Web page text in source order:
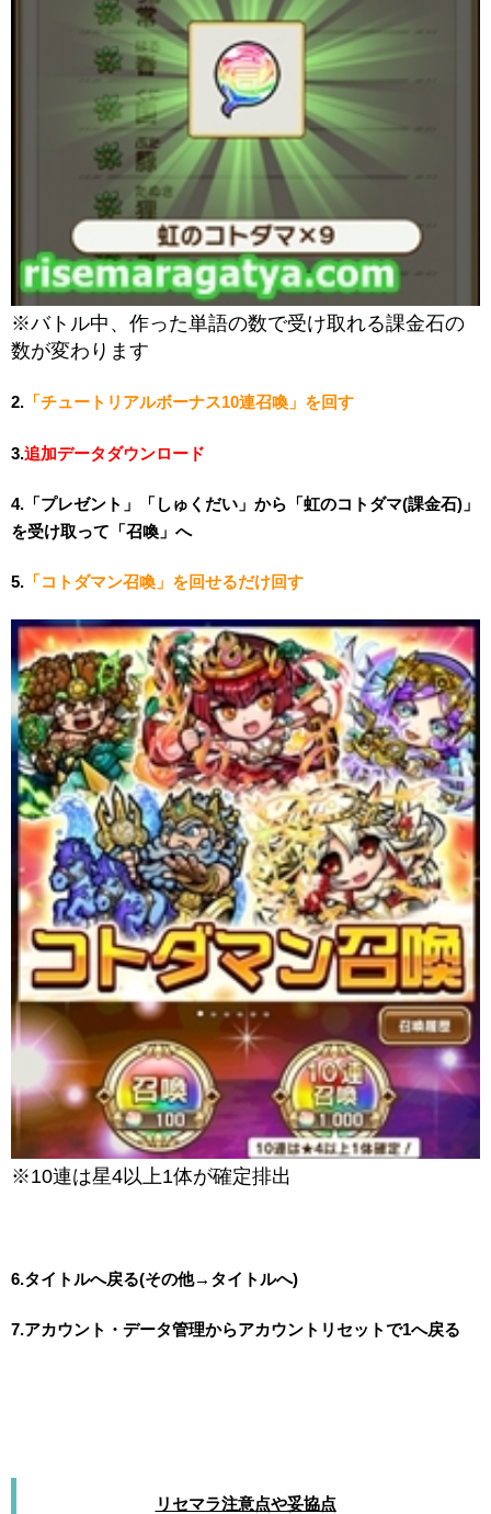
※バトル中、作った単語の数で受け取れる課金石の
数が変わります
2. 「チュートリアルボーナス10連召喚」を回す
3.追加データダウンロード
4.「プレゼント」「しゅくだい」から「虹のコトダマ(課金石)」
を受け取って「召喚」へ
5. 「コトダマン召喚」を回せるだけ回す
※10連は星4以上1体が確定排出
6.タイトルへ戻る(その他→タイトルへ)
7.アカウント・データ管理からアカウントリセットで1へ戻る
リセマラ注意点や妥協点